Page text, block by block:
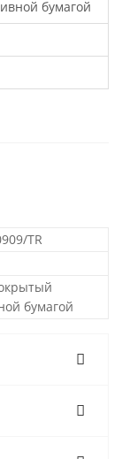
бумагой
TR
бумагой